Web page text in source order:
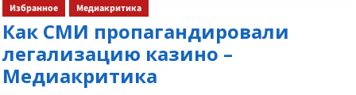
Избранное Медиакритика
Как СМИ пропагандировали
легализацию казино –
Медиакритика